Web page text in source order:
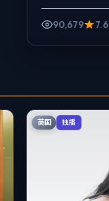
90,679 7.6
英国 独播